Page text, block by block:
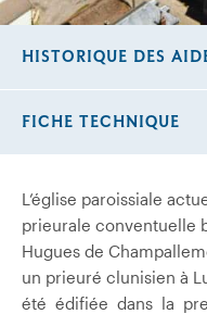
L’église paroissiale
prieurale conventuelle
Hugues de
un prieuré clunisien à
été édifiée dans la
HISTORIQUE DES
FICHE TECHNIQUE